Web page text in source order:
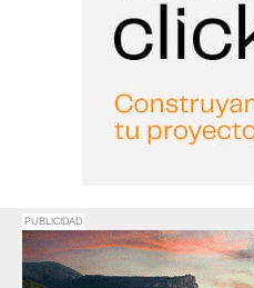
PUBLICIDAD